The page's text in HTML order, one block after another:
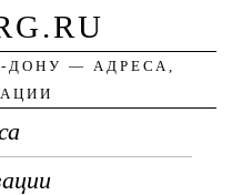
ДОНУ — АДРЕСА,